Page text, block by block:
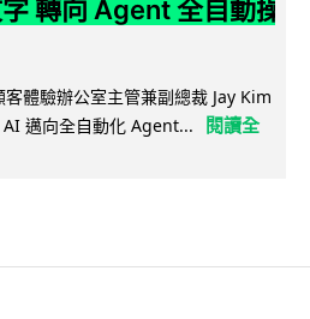
轉向 Agent 全自動操
體驗辦公室主管兼副總裁 Jay Kim
邁向全自動化 Agent...
閱讀全